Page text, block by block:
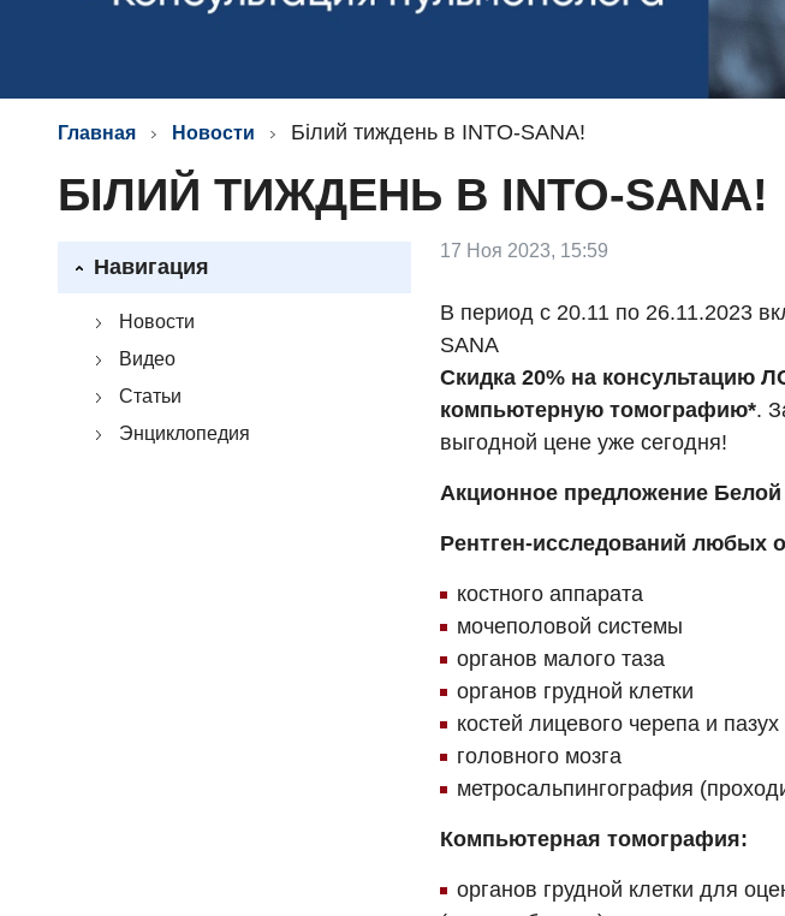
Главная Новости Білий тиждень в INTO-SANA!
БІЛИЙ ТИЖДЕНЬ В INTO-SANA!
Навигация
Новости
Видео
Статьи
Энциклопедия
17 Ноя 2023, 15:59
В период с 20.11 по 26.11.2023
SANA
Скидка 20% на консультацию
компьютерную томографию*.
выгодной цене уже сегодня!
Акционное предложение
Рентген-исследований любых
костного аппарата
мочеполовой системы
органов малого таза
органов грудной клетки
костей лицевого черепа и
головного мозга
метросальпингография
Компьютерная томография:
органов грудной клетки для